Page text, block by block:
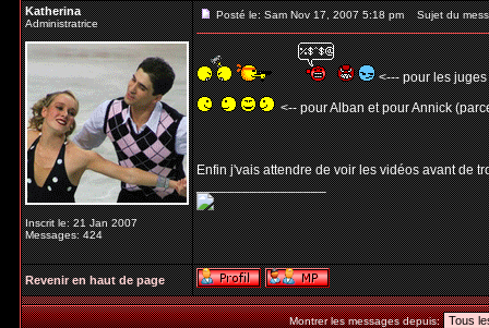
Katherina
Administratrice
Inscrit le: 21 Jan 2007
Messages: 424
Posté le: Sam Nov 17, 2007 5:18 pm Sujet du
<--- pour les juges
<-- pour Alban et pour Annick
Enfin j'vais attendre de voir les vidéos avant de
_________________
Revenir en haut de page
Montrer les messages depuis: